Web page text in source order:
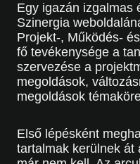
Egy igazán izgalmas
Szinergia
Projekt-, Működés-
fő tevékenysége a
szervezése a
megoldások,
megoldások
Első lépésként
tartalmak kerülnek át